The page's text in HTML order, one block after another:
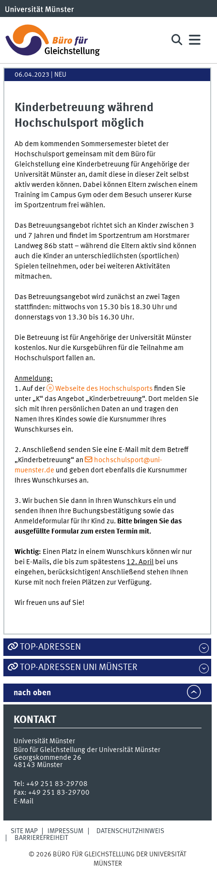
06.04.2023 | NEU
Kinderbetreuung während
Hochschulsport möglich
Ab dem kommenden Sommersemester bietet der
Hochschulsport gemeinsam mit dem Büro für
Gleichstellung eine Kinderbetreuung für Angehörige der
Universität Münster an, damit diese in dieser Zeit selbst
aktiv werden können. Dabei können Eltern zwischen einem
Training im Campus Gym oder dem Besuch unserer Kurse
im Sportzentrum frei wählen.
Das Betreuungsangebot richtet sich an Kinder zwischen 3
und 7 Jahren und findet im Sportzentrum am Horstmarer
Landweg 86b statt – während die Eltern aktiv sind können
auch die Kinder an unterschiedlichsten (sportlichen)
Spielen teilnehmen, oder bei weiteren Aktivitäten
mitmachen.
Das Betreuungsangebot wird zunächst an zwei Tagen
stattfinden: mittwochs von 15.30 bis 18.30 Uhr und
donnerstags von 13.30 bis 16.30 Uhr.
Die Betreuung ist für Angehörige der Universität Münster
kostenlos. Nur die Kursgebühren für die Teilnahme am
Hochschulsport fallen an.
Anmeldung:
1. Auf der
Webseite des Hochschulsportsfinden Sie
unter „K“ das Angebot „Kinderbetreuung“. Dort melden Sie
sich mit Ihren persönlichen Daten an und tragen den
Namen Ihres Kindes sowie die Kursnummer Ihres
Wunschkurses ein.
2. Anschließend senden Sie eine E-Mail mit dem Betreff
„Kinderbetreuung“ an
hochschulsport@uni-
muenster.de und geben dort ebenfalls die Kursnummer
Ihres Wunschkurses an.
3. Wir buchen Sie dann in Ihren Wunschkurs ein und
senden Ihnen Ihre Buchungsbestätigung sowie das
Anmeldeformular für Ihr Kind zu. Bitte bringen Sie das
ausgefüllte Formular zum ersten Termin mit.
Wichtig: Einen Platz in einem Wunschkurs können wir nur
bei E-Mails, die bis zum spätestens 12. April bei uns
eingehen, berücksichtigen! Anschließend stehen Ihnen
Kurse mit noch freien Plätzen zur Verfügung.
Wir freuen uns auf Sie!
TOP-ADRESSEN
TOP-ADRESSEN UNI MÜNSTER
nach oben
KONTAKT
Universität Münster
Büro für Gleichstellung der Universität Münster
Georgskommende 26
48143 Münster
Tel:+49 251 83-29708
Fax:+49 251 83-29700
E-Mail
SITE MAP IMPRESSUM
DATENSCHUTZHINWEIS
BARRIEREFREIHEIT
© 2026 BÜRO FÜR GLEICHSTELLUNG DER UNIVERSITÄT
MÜNSTER